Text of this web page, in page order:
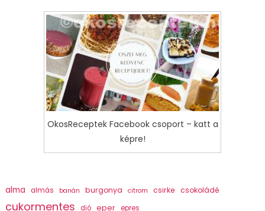
OkosReceptek Facebook csoport – katt a
képre!
alma almás banán burgonya citrom csirke csokoládé
cukormentes dió eper epres